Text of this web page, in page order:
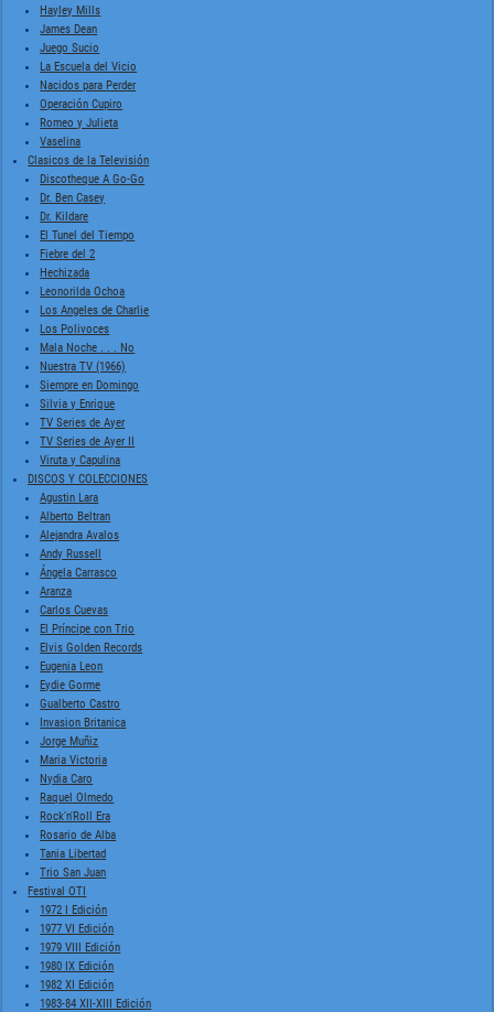
Hayley Mills
James Dean
Juego Sucio
La Escuela del Vicio
Nacidos para Perder
Operación Cupiro
Romeo y Julieta
Vaselina
Clasicos de la Televisión
Discotheque A Go-Go
Dr. Ben Casey
Dr. Kildare
El Tunel del Tiempo
Fiebre del 2
Hechizada
Leonorilda Ochoa
Los Angeles de Charlie
Los Polivoces
Mala Noche . . . No
Nuestra TV (1966)
Siempre en Domingo
Silvia y Enrique
TV Series de Ayer
TV Series de Ayer II
Viruta y Capulina
DISCOS Y COLECCIONES
Agustin Lara
Alberto Beltran
Alejandra Avalos
Andy Russell
Ángela Carrasco
Aranza
Carlos Cuevas
El Príncipe con Trio
Elvis Golden Records
Eugenia Leon
Eydie Gorme
Gualberto Castro
Invasion Britanica
Jorge Muñiz
Maria Victoria
Nydia Caro
Raquel Olmedo
Rock'n'Roll Era
Rosario de Alba
Tania Libertad
Trio San Juan
Festival OTI
1972 I Edición
1977 VI Edición
1979 VIII Edición
1980 IX Edición
1982 XI Edición
1983-84 XII-XIII Edición